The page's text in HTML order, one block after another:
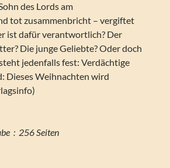
des Lords am
tot zusammenbricht – vergiftet
ist dafür verantwortlich? Der
Die junge Geliebte? Oder doch
jedenfalls fest: Verdächtige
Dieses Weihnachten wird
Gebundene Ausgabe ‏ : ‎ 256 Seiten